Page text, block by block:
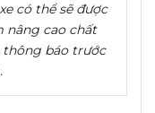
có thể sẽ được
nâng cao chất
thông báo trước